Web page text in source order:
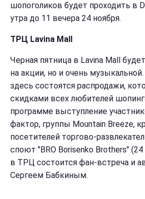
шопоголиков будет проходить в
утра до 11 вечера 24 ноября.
ТРЦ Lavina Mall
Черная пятница в Lavina Mall
на акции, но и очень
здесь состоятся распродажи,
скидками всех любителей
программе выступление
фактор, группы Mountain Breeze,
посетителей торгово-
споют "BRO Borisenko Brothers"
в ТРЦ состоится фан-встреча и
Сергеем Бабкиным.